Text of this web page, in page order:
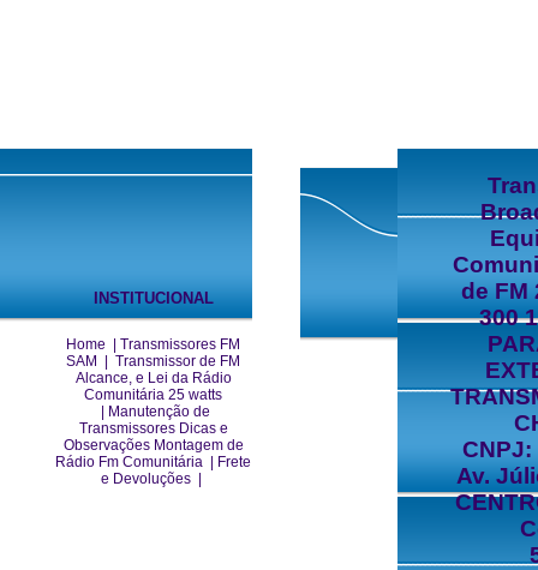
INSTITUCIONAL
Home
Transmissores FM
SAM
Transmissor de FM
Alcance, e Lei da Rádio
Comunitária 25 watts
Manutenção de
Transmissores Dicas e
Observações Montagem de
Rádio Fm Comunitária
Frete
e Devoluções
de FM
300
CNPJ:
Av.